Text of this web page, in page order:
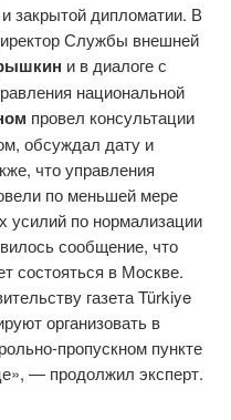
закрытой дипломатии. В
Службы внешней
и в диалоге с
национальной
провел консультации
обсуждал дату и
что управления
по меньшей мере
усилий по нормализации
сообщение, что
состояться в Москве.
газета Türkiye
организовать в
пропускном пункте
— продолжил эксперт.